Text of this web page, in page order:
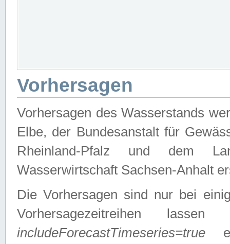
Vorhersagen
Vorhersagen des Wasserstands
Elbe, der Bundesanstalt für
Rheinland-Pfalz und dem
Wasserwirtschaft Sachsen-Anhalt
Die Vorhersagen sind nur bei
Vorhersagezeitreihen
includeForecastTimeseries=true